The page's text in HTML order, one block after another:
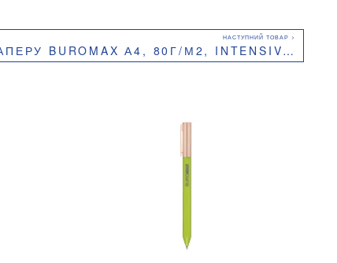
М2, INTENSIVE, 5 КОЛЬОРІВ, 50 АРКУШІВ, BUROMAX BM.2721350E-99